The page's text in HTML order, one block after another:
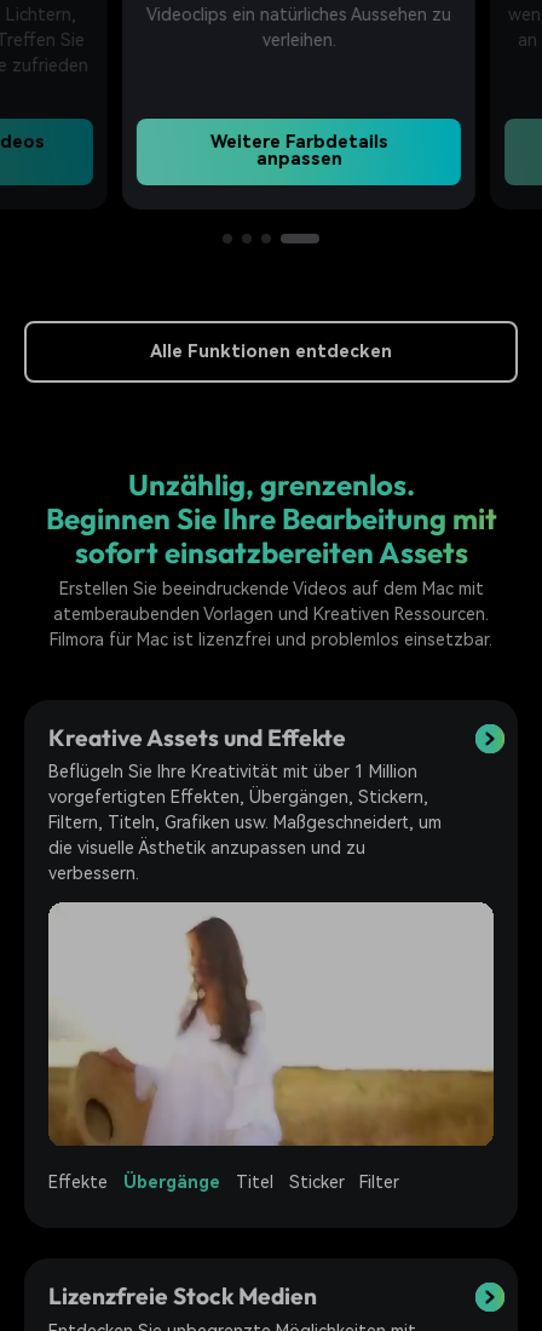
Sie
Videoclips ein natürliches Aussehen zu
verleihen.
Weitere Farbdetails
anpassen
an
Alle Funktionen entdecken
Unzählig, grenzenlos.
Beginnen Sie Ihre Bearbeitung mit
sofort einsatzbereiten Assets
Erstellen Sie beeindruckende Videos auf dem Mac mit
atemberaubenden Vorlagen und Kreativen Ressourcen.
Filmora für Mac ist lizenzfrei und problemlos einsetzbar.
Kreative Assets und Effekte
Beflügeln Sie Ihre Kreativität mit über 1 Million
vorgefertigten Effekten, Übergängen, Stickern,
Filtern, Titeln, Grafiken usw. Maßgeschneidert, um
die visuelle Ästhetik anzupassen und zu
verbessern.
Effekte Übergänge Titel Sticker Filter
Lizenzfreie Stock Medien